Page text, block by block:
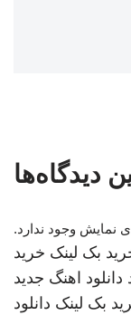
دیدگاه‌ها
نمایش وجود ندارد.
بک لینک خرید
دانلود اهنگ جدید
بک لینک دانلود